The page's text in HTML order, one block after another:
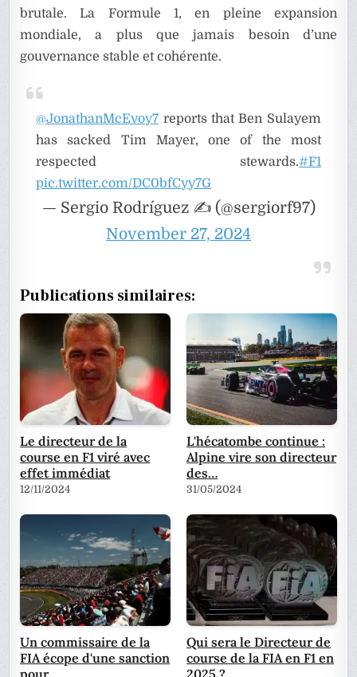
brutale. La Formule 1, en pleine expansion
mondiale, a plus que jamais besoin d’une
gouvernance stable et cohérente.
@JonathanMcEvoy7 reports that Ben Sulayem
has sacked Tim Mayer, one of the most
respected stewards.#F1
pic.twitter.com/DC0bfCyy7G
— Sergio Rodríguez ✍️ (@sergiorf97)
November 27, 2024
Publications similaires:
Le directeur de la
course en F1 viré avec
effet immédiat
12/11/2024
L'hécatombe continue :
Alpine vire son directeur
des…
31/05/2024
Un commissaire de la
FIA écope d'une sanction
pour…
Qui sera le Directeur de
course de la FIA en F1 en
2025 ?